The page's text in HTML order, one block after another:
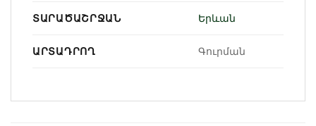
ՏԱՐԱԾԱՇՐՋԱՆ Երևան
ԱՐՏԱԴՐՈՂ Գուրման